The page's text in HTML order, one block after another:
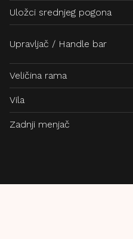
Uložci srednjeg pogona
Upravljač / Handle bar
Veličina rama
Vila
Zadnji menjač